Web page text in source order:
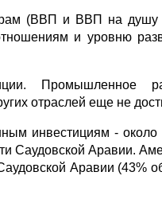
(ВВП и ВВП на душу
и уровню
Промышленное
отраслей еще не
инвестициям -
Саудовской Аравии.
Аравии (43%